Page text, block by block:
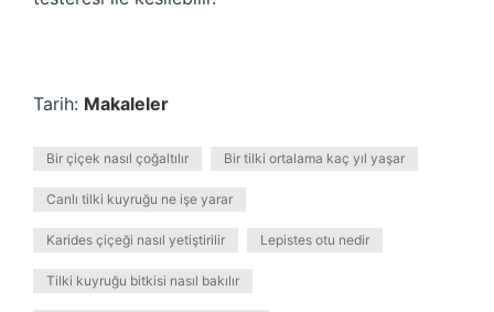
Tarih: Makaleler
Bir çiçek nasıl çoğaltılır Bir tilki ortalama kaç yıl yaşar
Canlı tilki kuyruğu ne işe yarar
Karides çiçeği nasıl yetiştirilir Lepistes otu nedir
Tilki kuyruğu bitkisi nasıl bakılır